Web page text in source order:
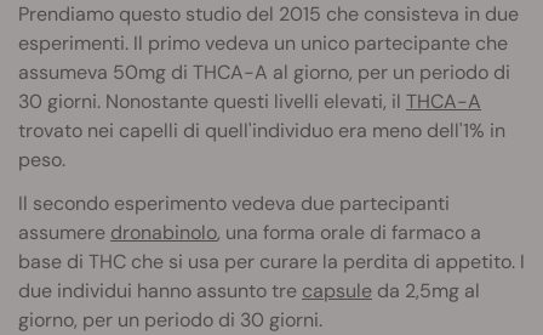
Prendiamo questo studio del 2015 che consisteva in due
esperimenti. Il primo vedeva un unico partecipante che
assumeva 50mg di THCA-A al giorno, per un periodo di
30 giorni. Nonostante questi livelli elevati, il THCA-A
trovato nei capelli di quell'individuo era meno dell'1% in
peso.
Il secondo esperimento vedeva due partecipanti
assumere dronabinolo, una forma orale di farmaco a
base di THC che si usa per curare la perdita di appetito. I
due individui hanno assunto tre capsule da 2,5mg al
giorno, per un periodo di 30 giorni.